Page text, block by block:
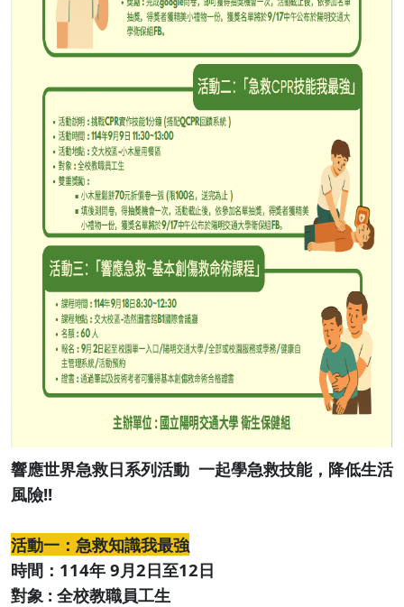
響應世界急救日系列活動 一起學急救技能，降低生活
風險!!
活動一：急救知識我最強
時間：114年 9月2日至12日
對象 : 全校教職員工生